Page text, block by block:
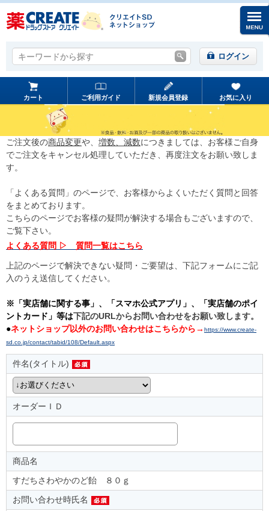
キーワードから探す
キーワードから探す ログイン
カート ご利用ガイド 新規会員登録 お気に入り
ご注文後の商品変更や、 増数、減数につきましては、お客様ご自身
でご注文をキャンセル処理していただき、再度注文をお願い致しま
す。
「よくある質問」のページで、お客様からよくいただく質問と回答
をまとめております。
こちらのページでお客様の疑問が解決する場合もございますので、
ご覧下さい。
よくある質問 ▷ 質問一覧はこちら
上記のページで解決できない疑問・ご要望は、下記フォームにご記
入のうえ送信してください。
※「実店舗に関する事」、「スマホ公式アプリ」、「実店舗のポイ
ントカード」等は下記のURLからお問い合わせをお願い致します。
●ネットショップ以外のお問い合わせはこちらから→ https://www.create-
sd.co.jp/contact/tabid/108/Default.aspx
件名(タイトル)
オーダーＩＤ
商品名
すだちさわやかのど飴 ８０ｇ
お問い合わせ時氏名